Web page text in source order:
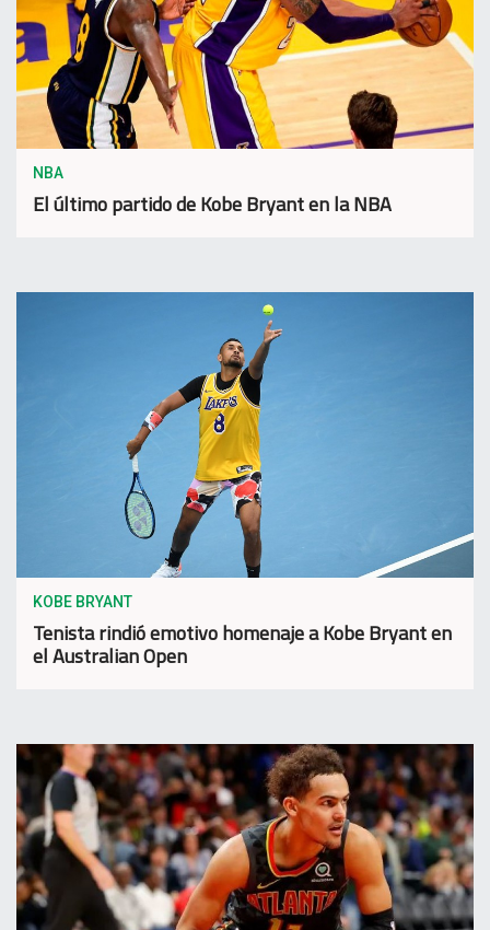
NBA
El último partido de Kobe Bryant en la NBA
KOBE BRYANT
Tenista rindió emotivo homenaje a Kobe Bryant en
el Australian Open